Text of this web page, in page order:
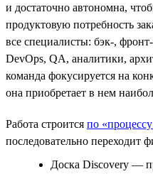
и достаточно автономна,
продуктовую потребность
все специалисты: бэк-,
DevOps, QA, аналитики,
команда фокусируется на
она приобретает в нем
Работа строится по
последовательно переходит
Доска Discovery —